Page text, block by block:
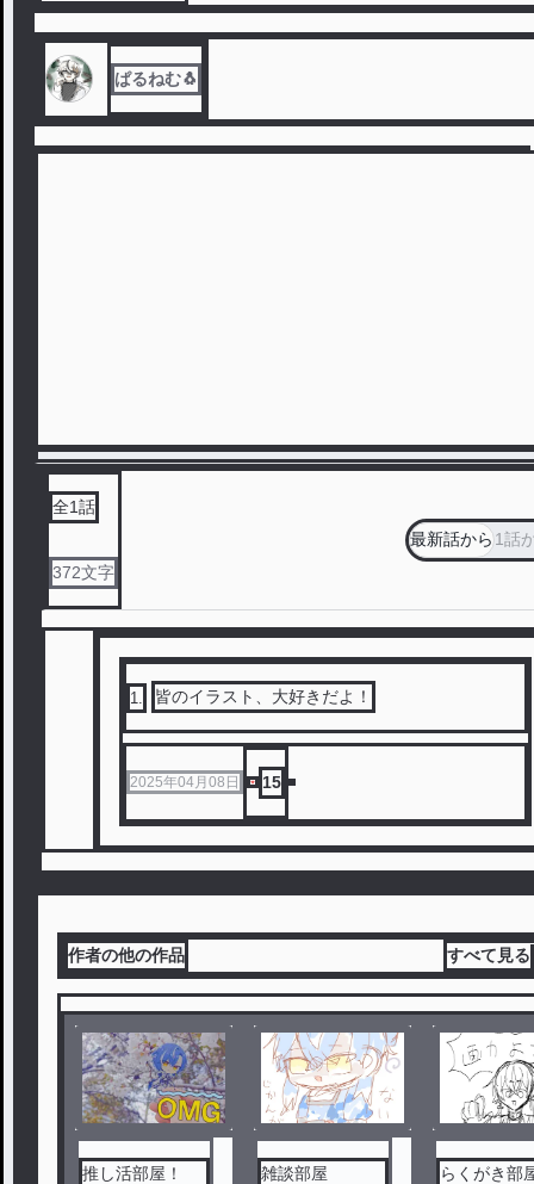
ぱるねむ🐧
全1話
372文字
最新話から1話
1 皆のイラスト、大好きだよ！
2025年04月08日 15
作者の他の作品 すべて見る
推し活部屋！
雑談部屋
らくがき部